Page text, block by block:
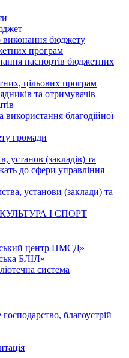
виконання бюджету
програм
паспортів бюджетних
цільових програм
та отримувачів
благодійної
громади
установ (закладів) та
до сфери управління
установи (заклади) та
І СПОРТ
центр ПМСД»
БЛІЛ»
система
благоустрій